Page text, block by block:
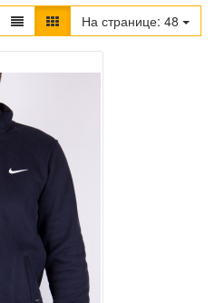
На странице: 48